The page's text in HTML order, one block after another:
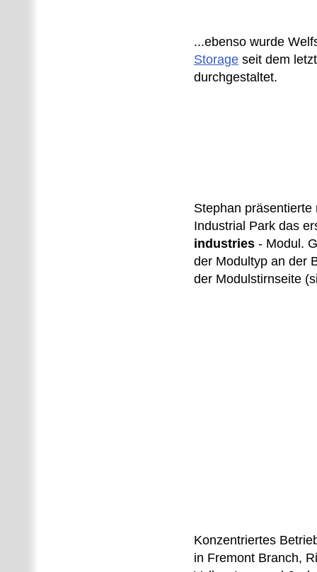
...ebenso wurde
Storage seit dem
durchgestaltet.
Stephan präsentierte
Industrial Park das
industries - Modul.
der Modultyp an der
der Modulstirnseite
Konzentriertes
in Fremont Branch,